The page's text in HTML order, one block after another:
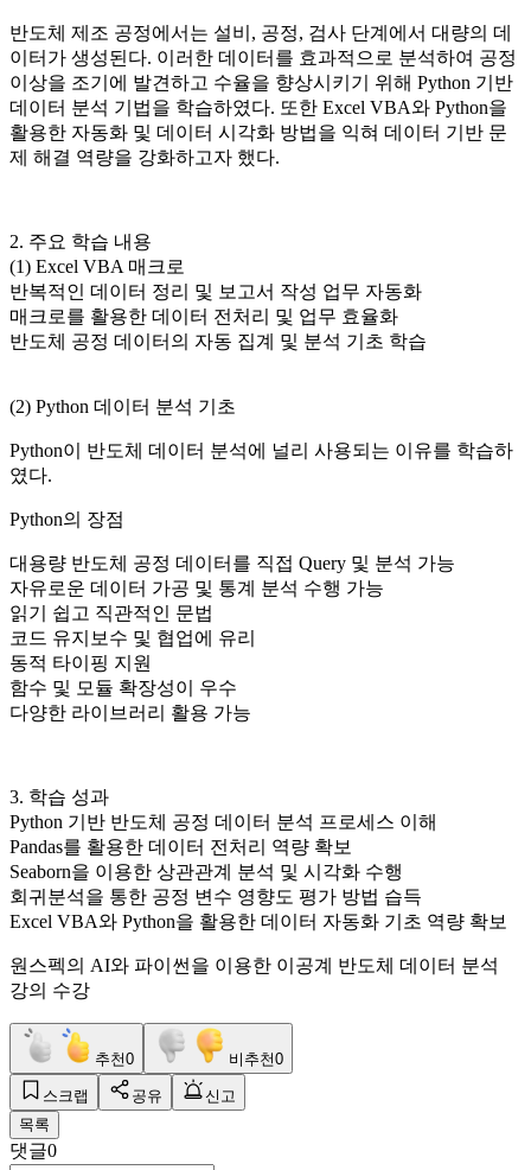
반도체 제조 공정에서는 설비, 공정, 검사 단계에서 대량의 데
이터가 생성된다. 이러한 데이터를 효과적으로 분석하여 공정
이상을 조기에 발견하고 수율을 향상시키기 위해 Python 기반
데이터 분석 기법을 학습하였다. 또한 Excel VBA와 Python을
활용한 자동화 및 데이터 시각화 방법을 익혀 데이터 기반 문
제 해결 역량을 강화하고자 했다.
2. 주요 학습 내용
(1) Excel VBA 매크로
반복적인 데이터 정리 및 보고서 작성 업무 자동화
매크로를 활용한 데이터 전처리 및 업무 효율화
반도체 공정 데이터의 자동 집계 및 분석 기초 학습
(2) Python 데이터 분석 기초
Python이 반도체 데이터 분석에 널리 사용되는 이유를 학습하
였다.
Python의 장점
대용량 반도체 공정 데이터를 직접 Query 및 분석 가능
자유로운 데이터 가공 및 통계 분석 수행 가능
읽기 쉽고 직관적인 문법
코드 유지보수 및 협업에 유리
동적 타이핑 지원
함수 및 모듈 확장성이 우수
다양한 라이브러리 활용 가능
3. 학습 성과
Python 기반 반도체 공정 데이터 분석 프로세스 이해
Pandas를 활용한 데이터 전처리 역량 확보
Seaborn을 이용한 상관관계 분석 및 시각화 수행
회귀분석을 통한 공정 변수 영향도 평가 방법 습득
Excel VBA와 Python을 활용한 데이터 자동화 기초 역량 확보
원스펙의 AI와 파이썬을 이용한 이공계 반도체 데이터 분석
강의 수강
추천0 비추천0
스크랩 공유
신고
목록
댓글0